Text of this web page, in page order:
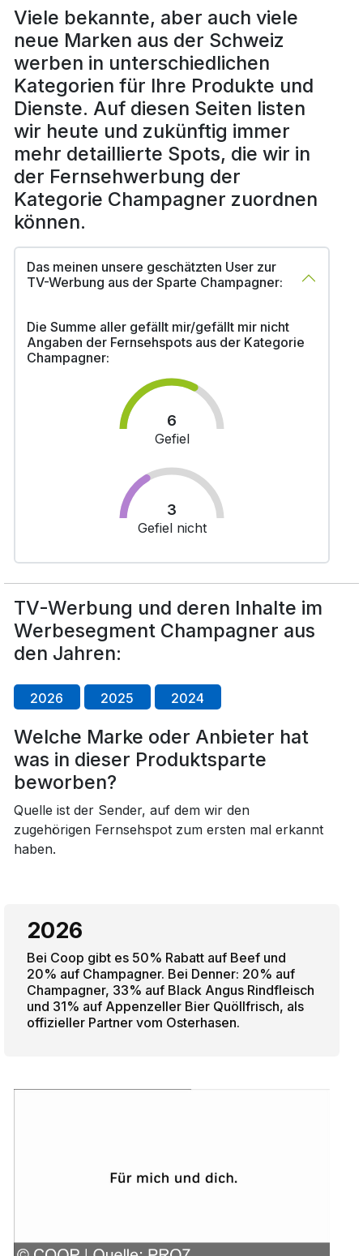
Viele bekannte, aber auch viele
neue Marken aus der Schweiz
werben in unterschiedlichen
Kategorien für Ihre Produkte und
Dienste. Auf diesen Seiten listen
wir heute und zukünftig immer
mehr detaillierte Spots, die wir in
der Fernsehwerbung der
Kategorie Champagner zuordnen
können.
Das meinen unsere geschätzten User zur
TV-Werbung aus der Sparte Champagner:
Die Summe aller gefällt mir/gefällt mir nicht
Angaben der Fernsehspots aus der Kategorie
Champagner:
6
Gefiel
3
Gefiel nicht
TV-Werbung und deren Inhalte im
Werbesegment Champagner aus
den Jahren:
2026 2025 2024
Welche Marke oder Anbieter hat
was in dieser Produktsparte
beworben?
Quelle ist der Sender, auf dem wir den
zugehörigen Fernsehspot zum ersten mal erkannt
haben.
2026
Bei Coop gibt es 50% Rabatt auf Beef und
20% auf Champagner. Bei Denner: 20% auf
Champagner, 33% auf Black Angus Rindfleisch
und 31% auf Appenzeller Bier Quöllfrisch, als
offizieller Partner vom Osterhasen.